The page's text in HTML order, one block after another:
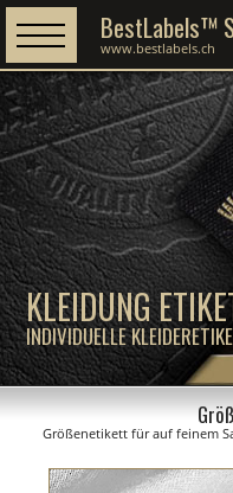
KLEIDUNG
INDIVIDUELLE
BestLabels™
www.bestlabels.ch
Größenetikett für auf feinem